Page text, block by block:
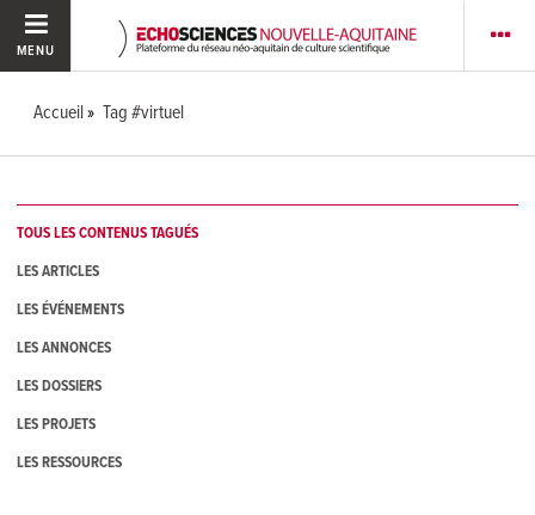
MENU
Accueil Tag #virtuel
TOUS LES CONTENUS TAGUÉS
LES ARTICLES
LES ÉVÉNEMENTS
LES ANNONCES
LES DOSSIERS
LES PROJETS
LES RESSOURCES